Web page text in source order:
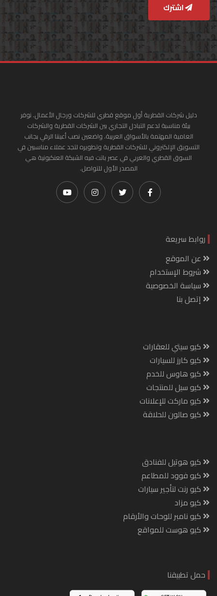
اشترك
دليل شركات القطرية أول موقع قطري للشركات ورجال الأعمال. نوفر
بيئة مناسبة لدعم التبادل التجاري بين الشركات القطرية والشركات
العامية المهتمة بالأسواق العربية. واضعين نصب أعيننا الرقي بجانب
التسويق الإلكتروني للشركات القطرية وتطويره لتجد عملاء مناسبين في
السوق القطري والعربي في عصر باتت فيه الشبكة العنكبونية هي
المصدر الأول للتواصل.
روابط سريعة
عن الموقع
شروط الإستخدام
سياسة الخصوصية
إتصل بنا
كيو سيتي للعقارات
كيو كارز للسيارات
كيو هاوس للخدم
كيو سيل للمنتجات
كيو ماركت للإعلانات
كيو صالون للحلاقة
كيو هوتيل للفنادق
كيو فوود للمطاعم
كيو رنت لتأجير سيارات
كيو مزاد
كيو نامبر للوحات والأرقام
كيو هوست للمواقع
حمل تطبيقنا